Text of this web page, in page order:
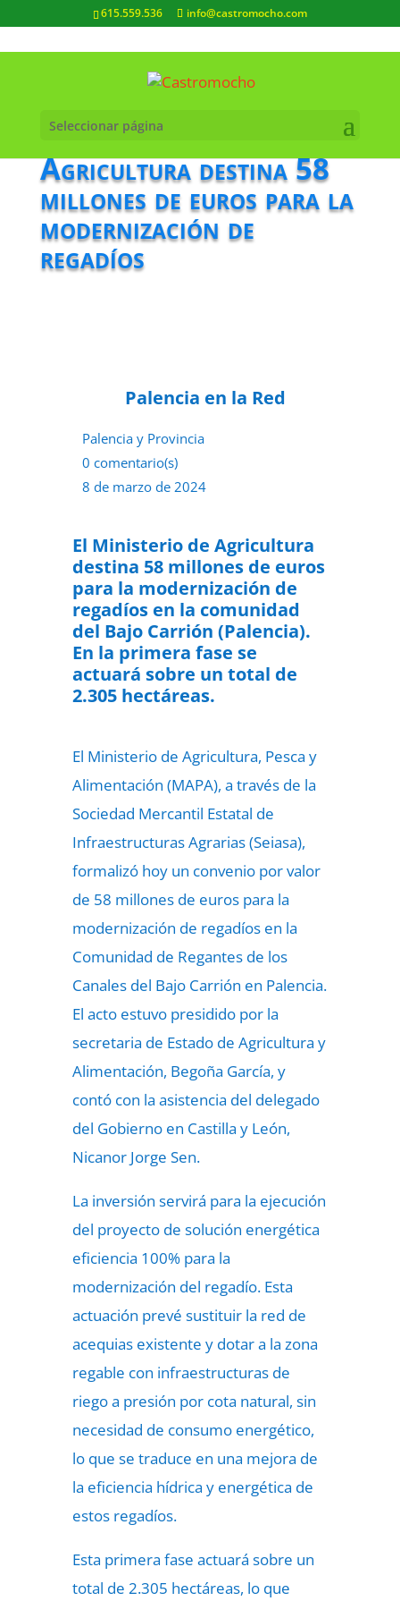
615.559.536 info@castromocho.com
Seleccionar página
Agricultura destina 58
millones de euros para la
modernización de
regadíos
Palencia en la Red
Palencia y Provincia
0 comentario(s)
8 de marzo de 2024
El Ministerio de Agricultura
destina 58 millones de euros
para la modernización de
regadíos en la comunidad
del Bajo Carrión (Palencia).
En la primera fase se
actuará sobre un total de
2.305 hectáreas.
El Ministerio de Agricultura, Pesca y
Alimentación (MAPA), a través de la
Sociedad Mercantil Estatal de
Infraestructuras Agrarias (Seiasa),
formalizó hoy un convenio por valor
de 58 millones de euros para la
modernización de regadíos en la
Comunidad de Regantes de los
Canales del Bajo Carrión en Palencia.
El acto estuvo presidido por la
secretaria de Estado de Agricultura y
Alimentación, Begoña García, y
contó con la asistencia del delegado
del Gobierno en Castilla y León,
Nicanor Jorge Sen.
La inversión servirá para la ejecución
del proyecto de solución energética
eficiencia 100% para la
modernización del regadío. Esta
actuación prevé sustituir la red de
acequias existente y dotar a la zona
regable con infraestructuras de
riego a presión por cota natural, sin
necesidad de consumo energético,
lo que se traduce en una mejora de
la eficiencia hídrica y energética de
estos regadíos.
Esta primera fase actuará sobre un
total de 2.305 hectáreas, lo que